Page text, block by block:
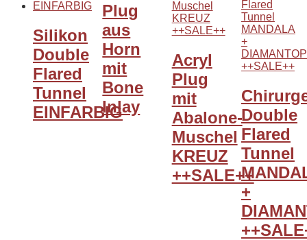
Silikon
Double
Flared
Tunnel
EINFARBIG
Plug
aus
Horn
mit
Bone
Inlay
Acryl
Plug
mit
Abalone-
Muschel
KREUZ
++SALE++
Double
Flared
Tunnel
+